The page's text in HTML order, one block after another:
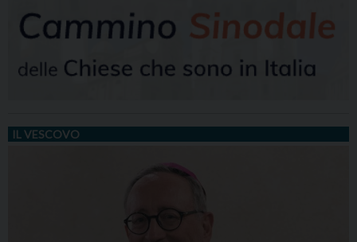
IL VESCOVO